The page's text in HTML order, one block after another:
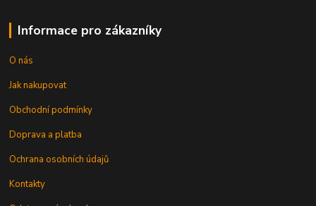
Informace pro zákazníky
O nás
Jak nakupovat
Obchodní podmínky
Doprava a platba
Ochrana osobních údajů
Kontakty